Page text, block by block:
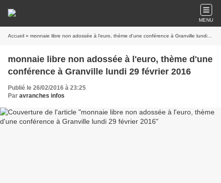
MENU
Accueil » monnaie libre non adossée à l'euro, thème d'une conférence à Granville lundi 29 février 2016
monnaie libre non adossée à l'euro, thème d'une
conférence à Granville lundi 29 février 2016
Publié le 26/02/2016 à 23:25
Par avranches infos